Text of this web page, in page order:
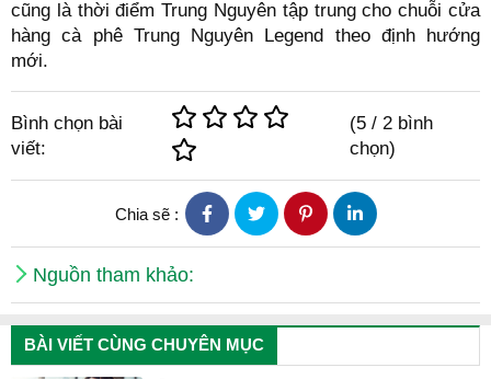
cũng là thời điểm Trung Nguyên tập trung cho chuỗi cửa
hàng cà phê Trung Nguyên Legend theo định hướng
mới.
Bình chọn bài
viết:
(5 / 2 bình
chọn)
Chia sẽ :
Nguồn tham khảo:
BÀI VIẾT CÙNG CHUYÊN MỤC